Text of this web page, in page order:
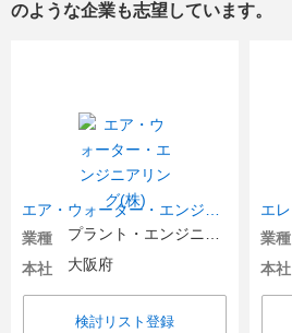
のような企業も志望しています。
業種
本社
大阪府
検討リスト登録
業種
本社